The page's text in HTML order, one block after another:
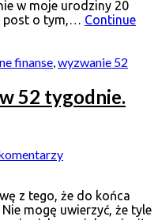
w moje urodziny 20
post o tym,… Continue
finanse,wyzwanie 52
52 tygodnie.
z tego, że do końca
mogę uwierzyć, że tyle